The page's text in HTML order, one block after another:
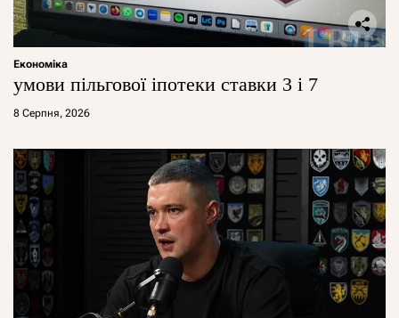
Економіка
умови пільгової іпотеки ставки 3 і 7
8 Серпня, 2026